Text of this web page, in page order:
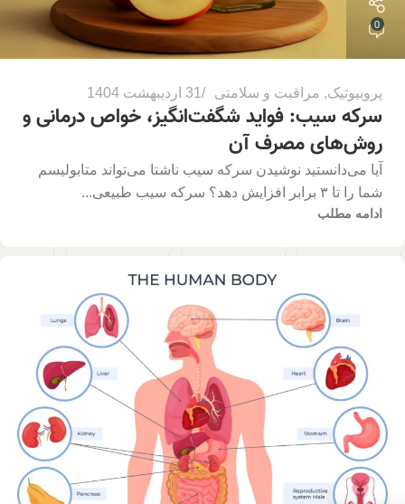
0
پروبیوتیک, مراقبت و سلامتی 31 اردیبهشت 1404
سرکه سیب: فواید شگفت‌انگیز، خواص درمانی و
روش‌های مصرف آن
آیا می‌دانستید نوشیدن سرکه سیب ناشتا می‌تواند متابولیسم
شما را تا ۳ برابر افزایش دهد؟ سرکه سیب طبیعی...
ادامه مطلب